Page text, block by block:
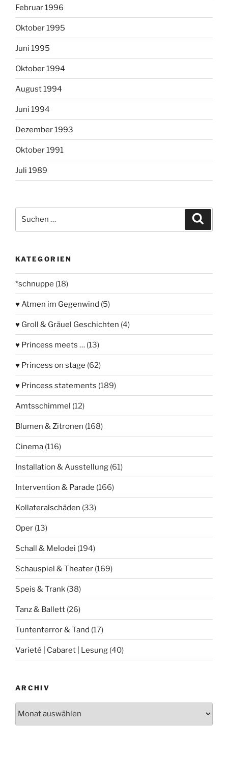
Februar 1996
Oktober 1995
Juni 1995
Oktober 1994
August 1994
Juni 1994
Dezember 1993
Oktober 1991
Juli 1989
nach:
KATEGORIEN
*schnuppe (18)
♥ Atmen im Gegenwind (5)
♥ Groll & Gräuel Geschichten (4)
♥ Princess meets … (13)
♥ Princess on stage (62)
♥ Princess statements (189)
Amtsschimmel (12)
Blumen & Zitronen (168)
Cinema (116)
Installation & Ausstellung (61)
Intervention & Parade (166)
Kollateralschäden (33)
Oper (13)
Schall & Melodei (194)
Schauspiel & Theater (169)
Speis & Trank (38)
Tanz & Ballett (26)
Tuntenterror & Tand (17)
Varieté | Cabaret | Lesung (40)
ARCHIV